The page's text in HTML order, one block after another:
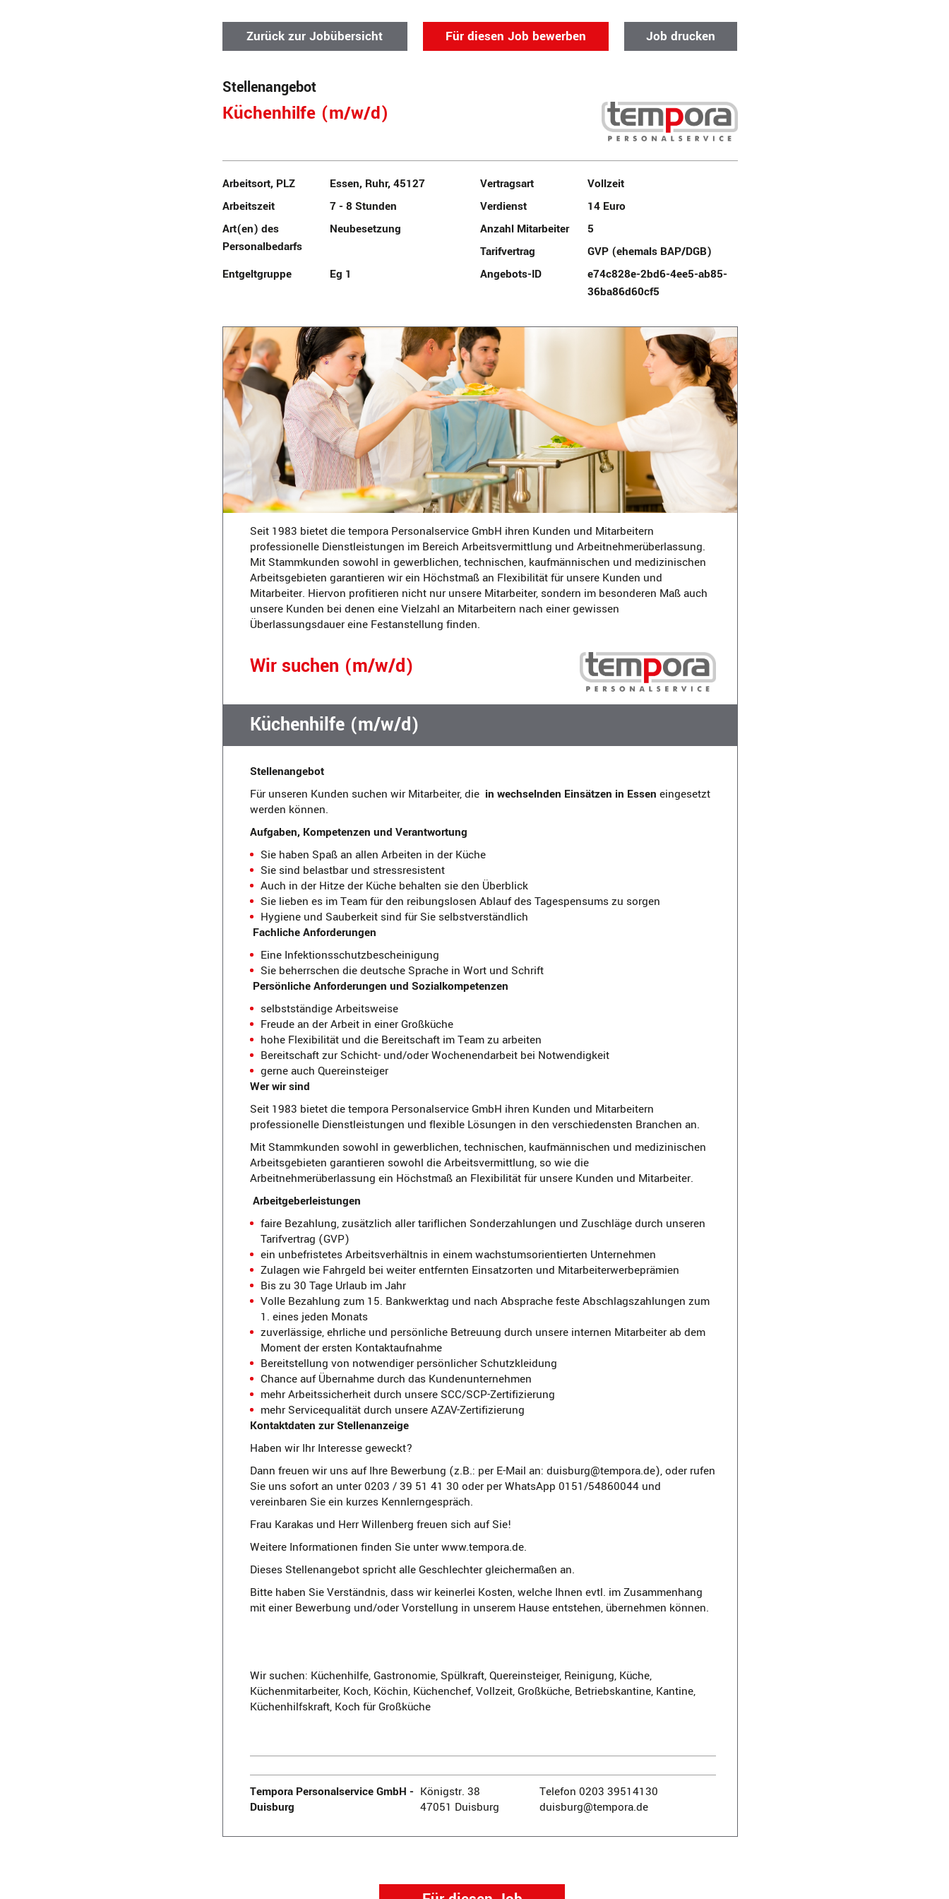
Zurück zur Jobübersicht Für diesen Job bewerben Job drucken
Stellenangebot
Küchenhilfe (m/w/d)
Arbeitsort, PLZ Essen, Ruhr, 45127 Vertragsart
Vollzeit
Arbeitszeit
7 - 8 Stunden Verdienst
14 Euro
Art(en) des
Personalbedarfs
Neubesetzung Anzahl Mitarbeiter
5
Tarifvertrag
GVP (ehemals BAP/DGB)
Entgeltgruppe
Eg 1 Angebots-ID
e74c828e-2bd6-4ee5-ab85-
36ba86d60cf5
Seit 1983 bietet die tempora Personalservice GmbH ihren Kunden und Mitarbeitern
professionelle Dienstleistungen im Bereich Arbeitsvermittlung und Arbeitnehmerüberlassung.
Mit Stammkunden sowohl in gewerblichen, technischen, kaufmännischen und medizinischen
Arbeitsgebieten garantieren wir ein Höchstmaß an Flexibilität für unsere Kunden und
Mitarbeiter. Hiervon profitieren nicht nur unsere Mitarbeiter, sondern im besonderen Maß auch
unsere Kunden bei denen eine Vielzahl an Mitarbeitern nach einer gewissen
Überlassungsdauer eine Festanstellung finden.
Wir suchen (m/w/d)
Küchenhilfe (m/w/d)
Stellenangebot
Für unseren Kunden suchen wir Mitarbeiter, die in wechselnden Einsätzen in Essen eingesetzt
werden können.
Aufgaben, Kompetenzen und Verantwortung
Sie haben Spaß an allen Arbeiten in der Küche
Sie sind belastbar und stressresistent
Auch in der Hitze der Küche behalten sie den Überblick
Sie lieben es im Team für den reibungslosen Ablauf des Tagespensums zu sorgen
Hygiene und Sauberkeit sind für Sie selbstverständlich
Fachliche Anforderungen
Eine Infektionsschutzbescheinigung
Sie beherrschen die deutsche Sprache in Wort und Schrift
Persönliche Anforderungen und Sozialkompetenzen
selbstständige Arbeitsweise
Freude an der Arbeit in einer Großküche
hohe Flexibilität und die Bereitschaft im Team zu arbeiten
Bereitschaft zur Schicht- und/oder Wochenendarbeit bei Notwendigkeit
gerne auch Quereinsteiger
Wer wir sind
Seit 1983 bietet die tempora Personalservice GmbH ihren Kunden und Mitarbeitern
professionelle Dienstleistungen und flexible Lösungen in den verschiedensten Branchen an.
Mit Stammkunden sowohl in gewerblichen, technischen, kaufmännischen und medizinischen
Arbeitsgebieten garantieren sowohl die Arbeitsvermittlung, so wie die
Arbeitnehmerüberlassung ein Höchstmaß an Flexibilität für unsere Kunden und Mitarbeiter.
Arbeitgeberleistungen
faire Bezahlung, zusätzlich aller tariflichen Sonderzahlungen und Zuschläge durch unseren
Tarifvertrag (GVP)
ein unbefristetes Arbeitsverhältnis in einem wachstumsorientierten Unternehmen
Zulagen wie Fahrgeld bei weiter entfernten Einsatzorten und Mitarbeiterwerbeprämien
Bis zu 30 Tage Urlaub im Jahr
Volle Bezahlung zum 15. Bankwerktag und nach Absprache feste Abschlagszahlungen zum
1. eines jeden Monats
zuverlässige, ehrliche und persönliche Betreuung durch unsere internen Mitarbeiter ab dem
Moment der ersten Kontaktaufnahme
Bereitstellung von notwendiger persönlicher Schutzkleidung
Chance auf Übernahme durch das Kundenunternehmen
mehr Arbeitssicherheit durch unsere SCC/SCP-Zertifizierung
mehr Servicequalität durch unsere AZAV-Zertifizierung
Kontaktdaten zur Stellenanzeige
Haben wir Ihr Interesse geweckt?
Dann freuen wir uns auf Ihre Bewerbung (z.B.: per E-Mail an: duisburg@tempora.de), oder rufen
Sie uns sofort an unter 0203 / 39 51 41 30 oder per WhatsApp 0151/54860044 und
vereinbaren Sie ein kurzes Kennlerngespräch.
Frau Karakas und Herr Willenberg freuen sich auf Sie!
Weitere Informationen finden Sie unter www.tempora.de.
Dieses Stellenangebot spricht alle Geschlechter gleichermaßen an.
Bitte haben Sie Verständnis, dass wir keinerlei Kosten, welche Ihnen evtl. im Zusammenhang
mit einer Bewerbung und/oder Vorstellung in unserem Hause entstehen, übernehmen können.
Wir suchen: Küchenhilfe, Gastronomie, Spülkraft, Quereinsteiger, Reinigung, Küche,
Küchenmitarbeiter, Koch, Köchin, Küchenchef, Vollzeit, Großküche, Betriebskantine, Kantine,
Küchenhilfskraft, Koch für Großküche
Tempora Personalservice GmbH -
Duisburg
Königstr. 38
47051 Duisburg
Telefon 0203 39514130
duisburg@tempora.de